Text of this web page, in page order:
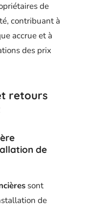
de
contribuant à
accrue et à
des prix
retours
de
sont
de